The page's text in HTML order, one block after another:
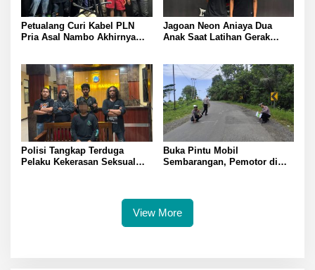
Petualang Curi Kabel PLN
Pria Asal Nambo Akhirnya
Jagoan Neon Aniaya Dua
Anak Saat Latihan Gerak
Polisi Tangkap Terduga
Pelaku Kekerasan Seksual
Buka Pintu Mobil
Sembarangan, Pemotor di
View More